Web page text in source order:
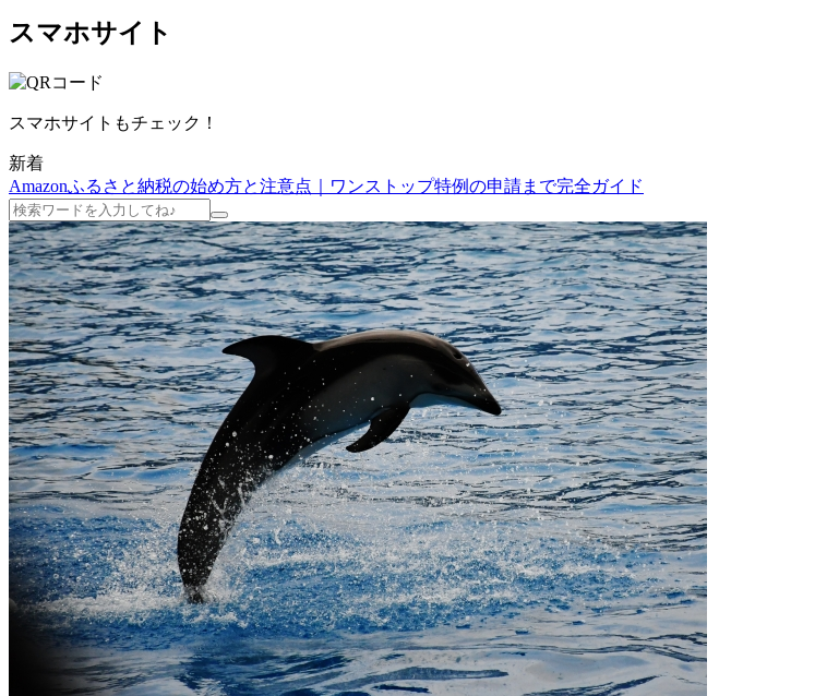
スマホサイト
スマホサイトもチェック！
新着
Amazonふるさと納税の始め方と注意点｜ワンストップ特例の申請まで完全ガイド